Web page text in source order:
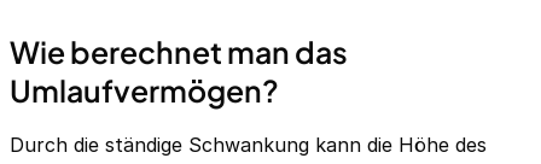
Wie berechnet man das
Umlaufvermögen?
Durch die ständige Schwankung kann die Höhe des